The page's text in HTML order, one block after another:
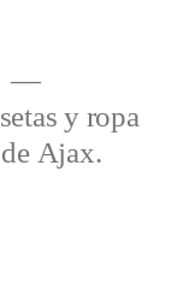
y ropa
Ajax.